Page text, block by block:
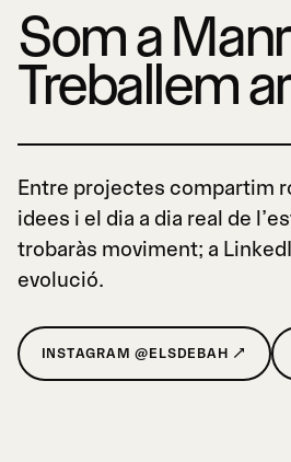
Som a
Treballem
Entre projectes compartim
idees i el dia a dia real de
trobaràs moviment; a
evolució.
INSTAGRAM @ELSDEBAH ↗